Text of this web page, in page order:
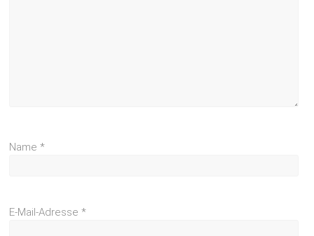
Name*
E-Mail-Adresse*